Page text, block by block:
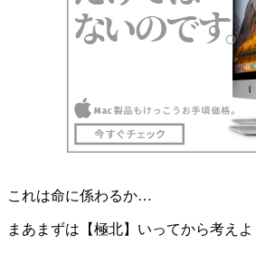
これは命に係わるか…
まあまずは【極北】いってから考え